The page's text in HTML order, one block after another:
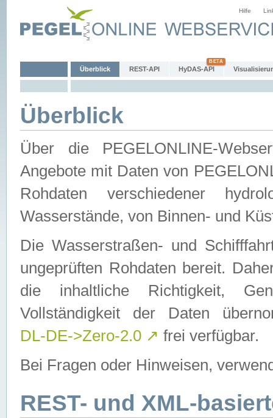
Hilfe
Überblick REST-API HyDAS-API
Überblick
Über die PEGELONLINE-
Angebote mit Daten von
Rohdaten verschiedener
Wasserstände, von Binnen- und
Die Wasserstraßen- und
ungeprüften Rohdaten bereit.
die inhaltliche Richtigkeit,
Vollständigkeit der Daten
DL-DE->Zero-2.0 ↗ frei verfügbar.
Bei Fragen oder Hinweisen,
REST- und XML-